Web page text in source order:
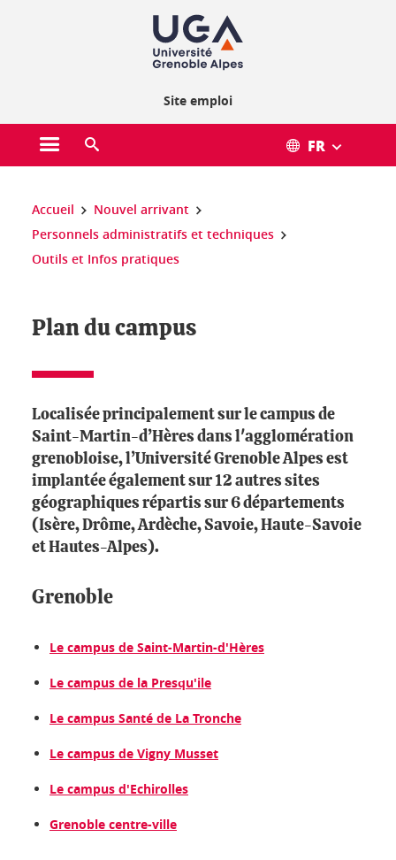
Site emploi
Ouvrir le menu principal FR
Vous êtes ici :
Accueil
Nouvel arrivant
Personnels administratifs et techniques
Outils et Infos pratiques
Plan du campus
Localisée principalement sur le campus de
Saint-Martin-d’Hères dans l'agglomération
grenobloise, l’Université Grenoble Alpes est
implantée également sur 12 autres sites
géographiques répartis sur 6 départements
(Isère, Drôme, Ardèche, Savoie, Haute-Savoie
et Hautes-Alpes).
Grenoble
Le campus de Saint-Martin-d'Hères
Le campus de la Presqu'ile
Le campus Santé de La Tronche
Le campus de Vigny Musset
Le campus d'Echirolles
Grenoble centre-ville